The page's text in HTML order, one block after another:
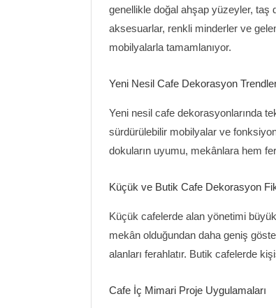
genellikle doğal ahşap yüzeyler, taş
aksesuarlar, renkli minderler ve
mobilyalarla tamamlanıyor.
Yeni Nesil Cafe Dekorasyon
Yeni nesil cafe dekorasyonlarında
sürdürülebilir mobilyalar ve
dokuların uyumu, mekânlara hem
Küçük ve Butik Cafe Dekorasyon
Küçük cafelerde alan yönetimi
mekân olduğundan daha geniş
alanları ferahlatır. Butik cafelerde
Cafe İç Mimari Proje Uygulamaları